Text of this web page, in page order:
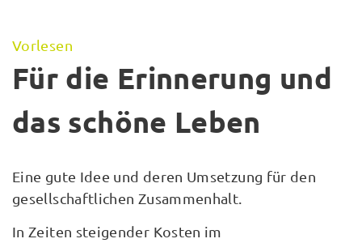
Vorlesen
Für die Erinnerung und
das schöne Leben
Eine gute Idee und deren Umsetzung für den
gesellschaftlichen Zusammenhalt.
In Zeiten steigender Kosten im